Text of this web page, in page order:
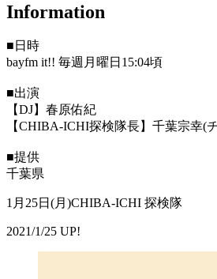
Information
■日時
bayfm it!! 毎週月曜日15:04頃
■出演
【DJ】春原佑紀
【CHIBA-ICHI探検隊長】千葉宗幸(
■提供
千葉県
1月25日(月)CHIBA-ICHI 探検隊
2021/1/25 UP!